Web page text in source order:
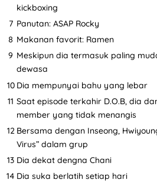
kickboxing
Panutan: ASAP Rocky
Makanan favorit: Ramen
Meskipun dia termasuk paling
dewasa
Dia mempunyai bahu yang lebar
Saat episode terkahir D.O.B, dia
member yang tidak menangis
Bersama dengan Inseong,
Virus” dalam grup
Dia dekat dengna Chani
Dia suka berlatih setiap hari